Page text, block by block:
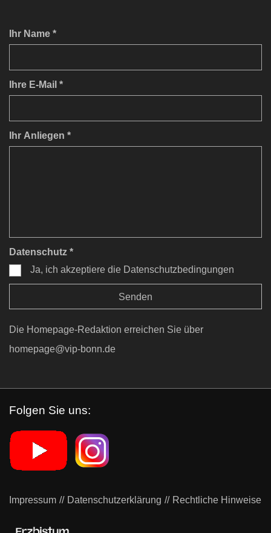
Ihr Name *
Ihre E-Mail *
Ihr Anliegen *
Datenschutz *
Ja, ich akzeptiere die Datenschutzbedingungen
Die Homepage-Redaktion erreichen Sie über
homepage@vip-bonn.de
Folgen Sie uns:
Impressum Datenschutzerklärung Rechtliche Hinweise